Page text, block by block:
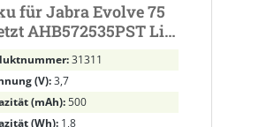
für Jabra Evolve 75
AHB572535PST Li-
3,7V, 500mAh
31311
(V):3,7
(mAh):500
(Wh): 1,8